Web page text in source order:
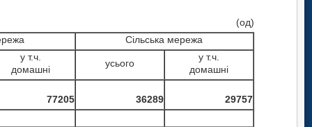
(од)
Сільська мережа
у т.ч.
домашні
усього
у т.ч.
домашні
77205 36289 29757